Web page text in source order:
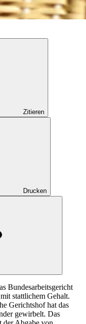
Zitieren
Drucken
Bundesarbeitsgericht
stattlichem Gehalt.
Gerichtshof hat das
gewirbelt. Das